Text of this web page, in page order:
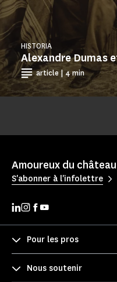
Alexandre Dumas
HISTORIA
article | 4 min
Amoureux du
S'abonner à l'infolettre
Pour les pros
Nous soutenir